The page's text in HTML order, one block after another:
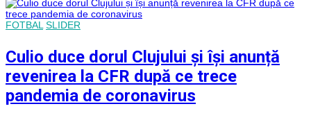
CFR
poate
sta
departe
de
fotbal
nici
FOTBAL SLIDER
Culio duce dorul Clujului și își anunță
revenirea la CFR după ce trece
pandemia de coronavirus